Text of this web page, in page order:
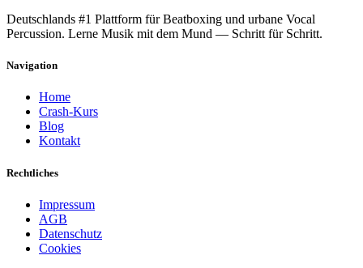
Deutschlands #1 Plattform für Beatboxing und urbane Vocal
Percussion. Lerne Musik mit dem Mund — Schritt für Schritt.
Navigation
Home
Crash-Kurs
Blog
Kontakt
Rechtliches
Impressum
AGB
Datenschutz
Cookies